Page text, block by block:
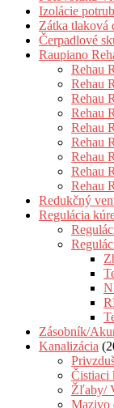
Izolácie
Zátka tlaková
Čerpadlové
Raupiano
Rehau
Rehau
Rehau
Rehau
Rehau
Rehau
Rehau
Rehau
Rehau
Redukčný
Regulácia
Zásobník/
Kanalizácia
Čistiaci
Žľaby/
Mazivo